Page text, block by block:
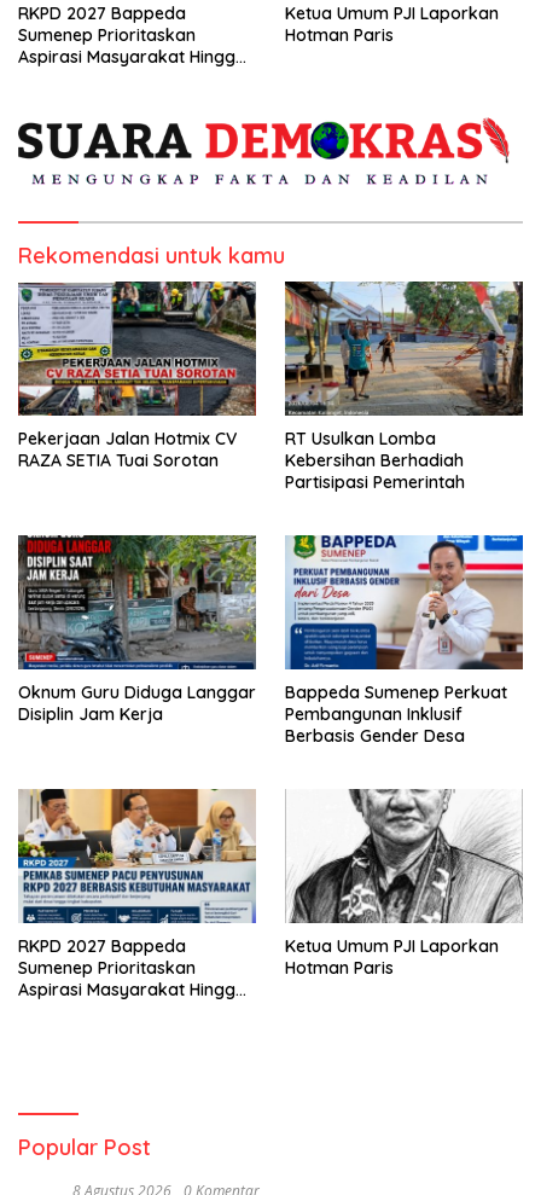
RKPD 2027 Bappeda
Sumenep Prioritaskan
Aspirasi Masyarakat Hingga
Ketua Umum PJI Laporkan
Hotman Paris
Rekomendasi untuk kamu
Pekerjaan Jalan Hotmix CV
RAZA SETIA Tuai Sorotan
RT Usulkan Lomba
Kebersihan Berhadiah
Partisipasi Pemerintah
Oknum Guru Diduga Langgar
Disiplin Jam Kerja
Bappeda Sumenep Perkuat
Pembangunan Inklusif
Berbasis Gender Desa
RKPD 2027 Bappeda
Sumenep Prioritaskan
Aspirasi Masyarakat Hingga
Ketua Umum PJI Laporkan
Hotman Paris
Popular Post
8 Agustus 2026 0 Komentar